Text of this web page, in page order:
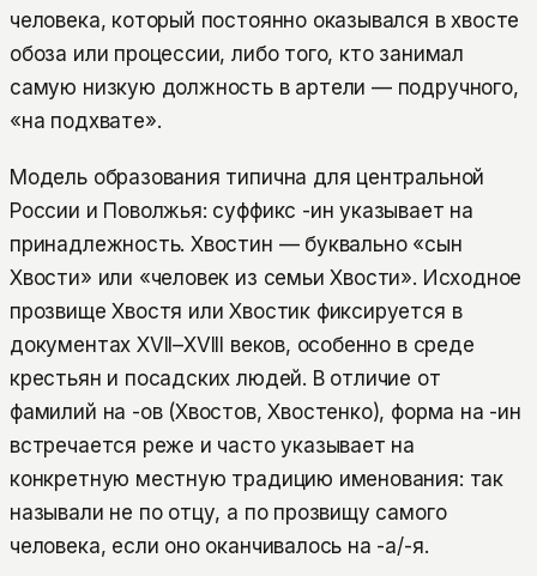
человека, который постоянно оказывался в хвосте
обоза или процессии, либо того, кто занимал
самую низкую должность в артели — подручного,
«на подхвате».
Модель образования типична для центральной
России и Поволжья: суффикс -ин указывает на
принадлежность. Хвостин — буквально «сын
Хвости» или «человек из семьи Хвости». Исходное
прозвище Хвостя или Хвостик фиксируется в
документах XVII–XVIII веков, особенно в среде
крестьян и посадских людей. В отличие от
фамилий на -ов (Хвостов, Хвостенко), форма на -ин
встречается реже и часто указывает на
конкретную местную традицию именования: так
называли не по отцу, а по прозвищу самого
человека, если оно оканчивалось на -а/-я.